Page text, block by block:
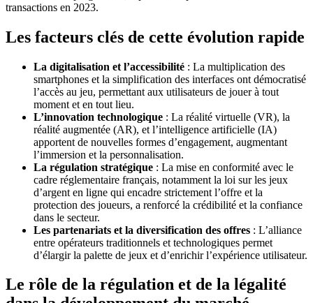
transactions en 2023.
Les facteurs clés de cette évolution rapide
La digitalisation et l’accessibilité : La multiplication des
smartphones et la simplification des interfaces ont démocratisé
l’accès au jeu, permettant aux utilisateurs de jouer à tout
moment et en tout lieu.
L’innovation technologique : La réalité virtuelle (VR), la
réalité augmentée (AR), et l’intelligence artificielle (IA)
apportent de nouvelles formes d’engagement, augmentant
l’immersion et la personnalisation.
La régulation stratégique : La mise en conformité avec le
cadre réglementaire français, notamment la loi sur les jeux
d’argent en ligne qui encadre strictement l’offre et la
protection des joueurs, a renforcé la crédibilité et la confiance
dans le secteur.
Les partenariats et la diversification des offres : L’alliance
entre opérateurs traditionnels et technologiques permet
d’élargir la palette de jeux et d’enrichir l’expérience utilisateur.
Le rôle de la régulation et de la légalité